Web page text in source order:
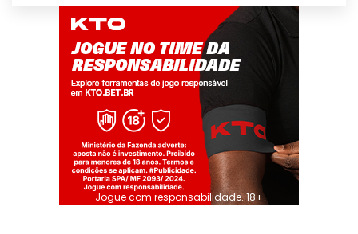
Jogue com responsabilidade. 18+